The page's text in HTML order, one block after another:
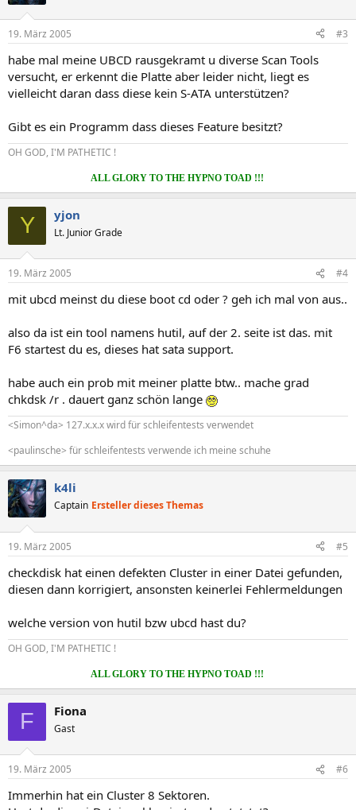
19. März 2005 #3
habe mal meine UBCD rausgekramt u diverse Scan Tools
versucht, er erkennt die Platte aber leider nicht, liegt es
vielleicht daran dass diese kein S-ATA unterstützen?
Gibt es ein Programm dass dieses Feature besitzt?
OH GOD, I'M PATHETIC !
ALL GLORY TO THE HYPNO TOAD !!!
Y yjon
Lt. Junior Grade
19. März 2005 #4
mit ubcd meinst du diese boot cd oder ? geh ich mal von aus..
also da ist ein tool namens hutil, auf der 2. seite ist das. mit
F6 startest du es, dieses hat sata support.
habe auch ein prob mit meiner platte btw.. mache grad
chkdsk /r . dauert ganz schön lange
<Simon^da> 127.x.x.x wird für schleifentests verwendet
<paulinsche> für schleifentests verwende ich meine schuhe
k4li
Captain Ersteller dieses Themas
19. März 2005 #5
checkdisk hat einen defekten Cluster in einer Datei gefunden,
diesen dann korrigiert, ansonsten keinerlei Fehlermeldungen
welche version von hutil bzw ubcd hast du?
OH GOD, I'M PATHETIC !
ALL GLORY TO THE HYPNO TOAD !!!
F Fiona
Gast
19. März 2005 #6
Immerhin hat ein Cluster 8 Sektoren.